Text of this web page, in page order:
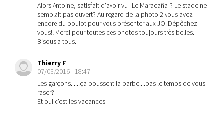
Alors Antoine, satisfait d'avoir vu "Le Maracaña"? Le stade ne
semblait pas ouvert? Au regard de la photo 2 vous avez
encore du boulot pour vous présenter aux JO. Dépêchez
vous!! Merci pour toutes ces photos toujours très belles.
Bisous a tous.
Thierry F
07/03/2016 - 18:47
Les garçons. ....ça poussent la barbe....pas le temps de vous
raser?
Et oui c'est les vacances